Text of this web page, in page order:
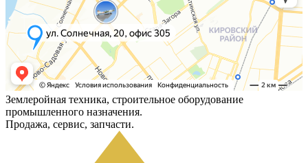
Землеройная техника, строительное оборудование
промышленного назначения.
Продажа, сервис, запчасти.